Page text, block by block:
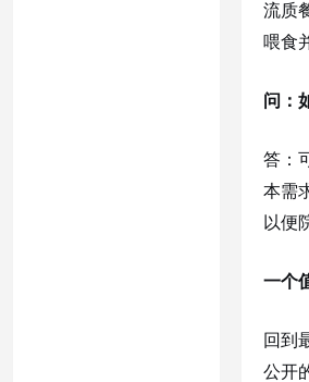
流质
喂食
问：
答：
本需
以便
一个
回到
公开